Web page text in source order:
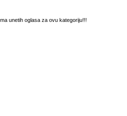
unetih oglasa za ovu kategoriju!!!